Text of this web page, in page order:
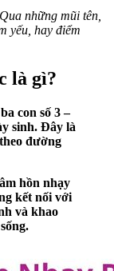
những mũi tên,
yếu, hay điểm
là gì?
con số 3 –
sinh. Đây là
đường
hồn nhạy
kết nối với
và khao